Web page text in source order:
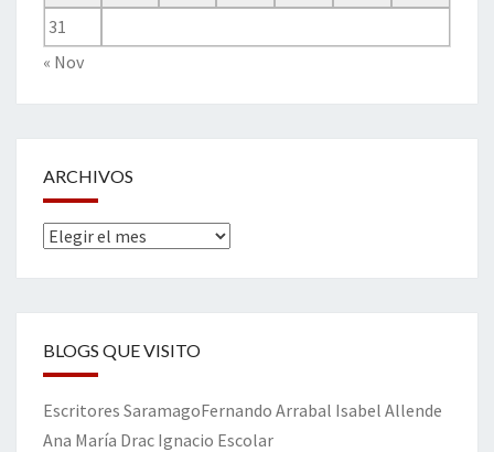
31
« Nov
ARCHIVOS
Archivos
BLOGS QUE VISITO
Escritores SaramagoFernando Arrabal Isabel Allende
Ana María Drac Ignacio Escolar